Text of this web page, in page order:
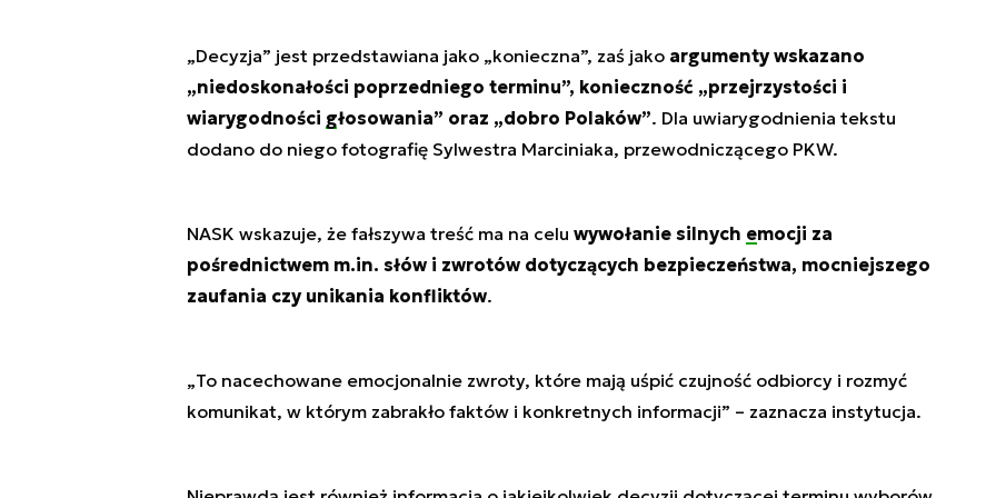
„Decyzja” jest przedstawiana jako „konieczna”, zaś jako argumenty wskazano
„niedoskonałości poprzedniego terminu”, konieczność „przejrzystości i
wiarygodności głosowania” oraz „dobro Polaków”. Dla uwiarygodnienia tekstu
dodano do niego fotografię Sylwestra Marciniaka, przewodniczącego PKW.
NASK wskazuje, że fałszywa treść ma na celu wywołanie silnych emocji za
pośrednictwem m.in. słów i zwrotów dotyczących bezpieczeństwa, mocniejszego
zaufania czy unikania konfliktów.
„To nacechowane emocjonalnie zwroty, które mają uśpić czujność odbiorcy i rozmyć
komunikat, w którym zabrakło faktów i konkretnych informacji” – zaznacza instytucja.